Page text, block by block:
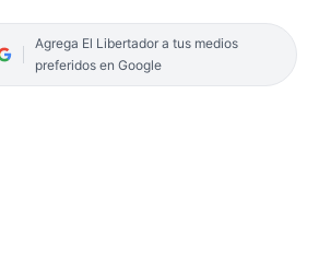
Agrega El Libertador a tus medios
preferidos en Google